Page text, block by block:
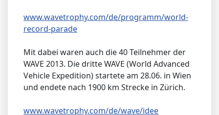
www.wavetrophy.com/de/programm/world-
record-parade
Mit dabei waren auch die 40 Teilnehmer der
WAVE 2013. Die dritte WAVE (World Advanced
Vehicle Expedition) startete am 28.06. in Wien
und endete nach 1900 km Strecke in Zürich.
www.wavetrophy.com/de/wave/idee